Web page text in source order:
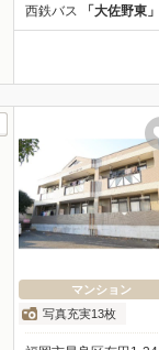
西鉄バス 「大佐野東
マンション
写真充実13枚